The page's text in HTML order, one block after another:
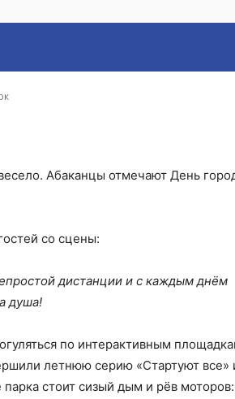
Абаканцы отмечают День
со сцены:
дистанции и с каждым днём
душа!
по интерактивным
летнюю серию «Стартуют все»
стоит сизый дым и рёв моторов: